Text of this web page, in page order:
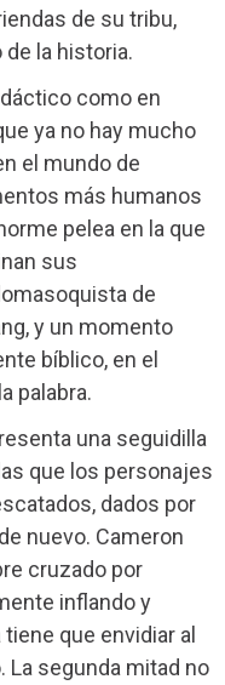
de su tribu,
de la historia.
como en
ya no hay mucho
el mundo de
más humanos
pelea en la que
sus
de
y un momento
bíblico, en el
palabra.
una seguidilla
que los personajes
dados por
nuevo. Cameron
cruzado por
inflando y
que envidiar al
La segunda mitad no